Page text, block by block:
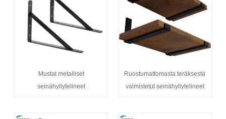
Mustat metalliset
seinähyllytelineet
Ruostumattomasta teräksestä
valmistetut seinähyllytelineet